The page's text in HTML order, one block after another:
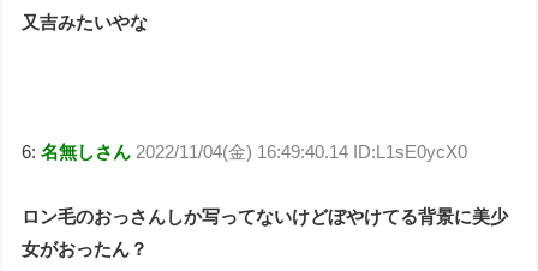
又吉みたいやな
6:名無しさん 2022/11/04(金) 16:49:40.14 ID:L1sE0ycX0
ロン毛のおっさんしか写ってないけどぼやけてる背景に美少
女がおったん？